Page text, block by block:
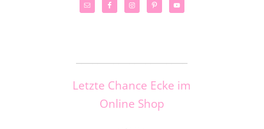
Letzte Chance Ecke im
Online Shop